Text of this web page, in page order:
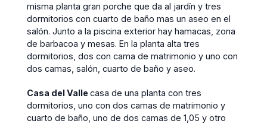
misma planta gran porche que da al jardín y tres
dormitorios con cuarto de baño mas un aseo en el
salón. Junto a la piscina exterior hay hamacas, zona
de barbacoa y mesas. En la planta alta tres
dormitorios, dos con cama de matrimonio y uno con
dos camas, salón, cuarto de baño y aseo.
Casa del Valle casa de una planta con tres
dormitorios, uno con dos camas de matrimonio y
cuarto de baño, uno de dos camas de 1,05 y otro